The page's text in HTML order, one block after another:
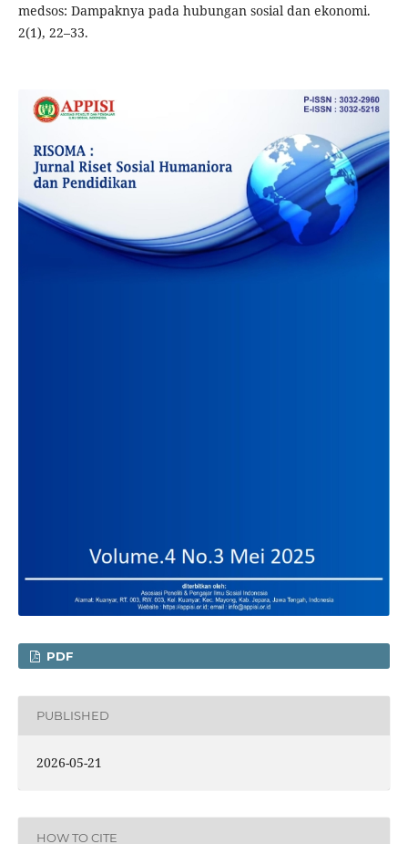
medsos: Dampaknya pada hubungan sosial dan ekonomi.
2(1), 22–33.
PDF
PUBLISHED
2026-05-21
HOW TO CITE